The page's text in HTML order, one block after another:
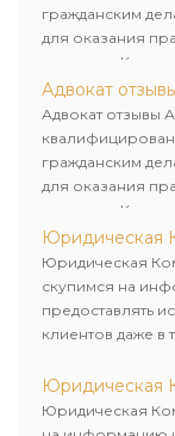
гражданским
для оказания
клиентам.
юридических
клиенту.
Адвокат
Адвокат отзывы
гражданским
для оказания
клиентам.
юридических
клиенту.
Юридическая
Юридическая
скупимся на
предоставлять
клиентов даже в
пользовались
Юридическая
Юридическая